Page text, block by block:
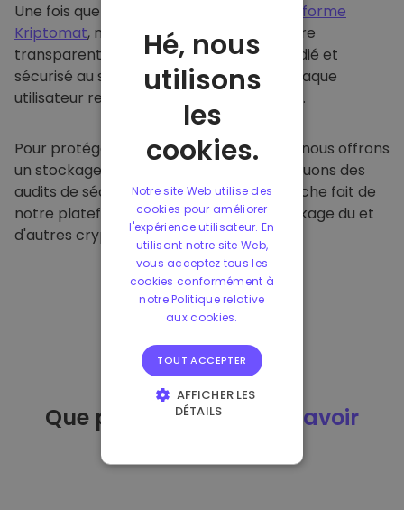
Une fois que vous achetez du sur
la plateforme
Kriptomat, nous le transférons de manière
transparente dans votre portefeuille dédié et
sécurisé au sein de notre plateforme. Chaque
utilisateur reçoit un portefeuille individuel.
Pour protéger nos clients et leurs fonds, nous offrons
un stockage hors ligne sécurisé et effectuons des
audits de sécurité réguliers. Cette approche fait de
notre plateforme un refuge pour le stockage du et
d'autres crypto-monnaies.
Que puis-je faire
après avoir
Hé, nous
utilisons
les
cookies.
Notre site Web utilise des
cookies pour améliorer
l'expérience utilisateur. En
utilisant notre site Web,
vous acceptez tous les
cookies conformément à
notre Politique relative
aux cookies.
TOUT ACCEPTER
AFFICHER LES
DÉTAILS